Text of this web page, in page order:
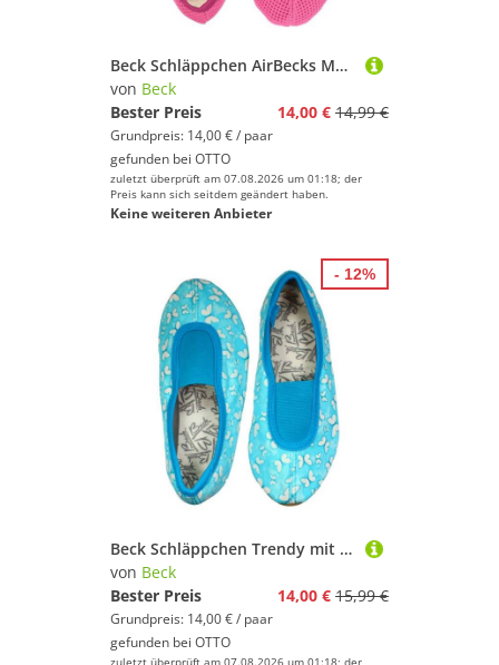
Beck Schläppchen AirBecks Mesh mit atmungsaktiver Sohle Gymnastikschuh (in vielen Farben und Größen erhältlich, robuste und flexible Materialien, leichter Barfußschuh) Laufsohle und Obermaterial sind atmungsaktiv
von Beck
Bester Preis
14,00 € 14,99 €
Grundpreis: 14,00 € / paar
gefunden bei OTTO
zuletzt überprüft am 07.08.2026 um 01:18; der
Preis kann sich seitdem geändert haben.
Keine weiteren Anbieter
Beck Schläppchen Trendy mit Ristgummi Gymnastikschuh (Barfußschuhe, für schmale Füße und kleine Kinder besonders geeignet, ab Gr. 18/19 erhältlich) atmungsaktive Baumwolle, rutschfeste Gummi-Sohle
von Beck
Bester Preis
14,00 € 15,99 €
Grundpreis: 14,00 € / paar
gefunden bei OTTO
zuletzt überprüft am 07.08.2026 um 01:18; der
- 12%